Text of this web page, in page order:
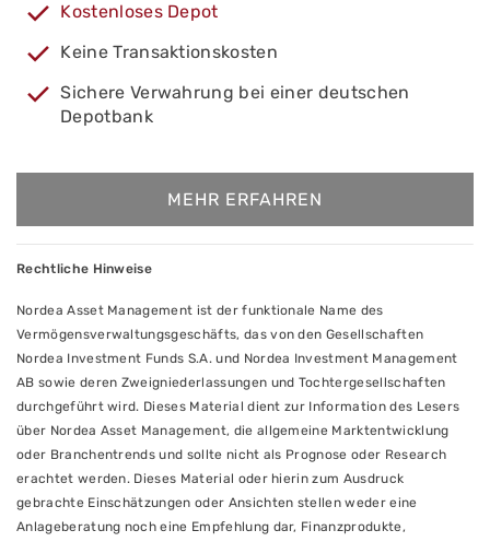
Kostenloses Depot
Keine Transaktionskosten
Sichere Verwahrung bei einer deutschen
Depotbank
MEHR ERFAHREN
Rechtliche Hinweise
Nordea Asset Management ist der funktionale Name des
Vermögensverwaltungsgeschäfts, das von den Gesellschaften
Nordea Investment Funds S.A. und Nordea Investment Management
AB sowie deren Zweigniederlassungen und Tochtergesellschaften
durchgeführt wird. Dieses Material dient zur Information des Lesers
über Nordea Asset Management, die allgemeine Marktentwicklung
oder Branchentrends und sollte nicht als Prognose oder Research
erachtet werden. Dieses Material oder hierin zum Ausdruck
gebrachte Einschätzungen oder Ansichten stellen weder eine
Anlageberatung noch eine Empfehlung dar, Finanzprodukte,